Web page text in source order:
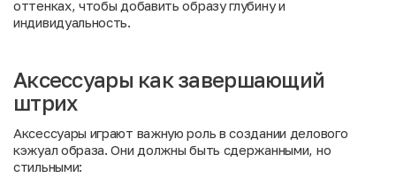
оттенках, чтобы добавить образу глубину и
индивидуальность.
Аксессуары как завершающий
штрих
Аксессуары играют важную роль в создании делового
кэжуал образа. Они должны быть сдержанными, но
стильными: